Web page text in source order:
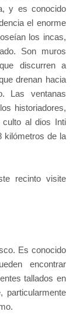
y es conocido
el enorme
los incas,
Son muros
discurren a
drenan hacia
Las ventanas
historiadores,
al dios Inti
kilómetros de la
recinto visite
Es conocido
encontrar
tallados en
particularmente